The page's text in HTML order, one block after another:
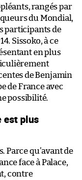
rangés par
du Mondial,
participants de
Sissoko, à ce
en plus
de Benjamin
de France avec
possibilité.
est plus
Parce qu’avant de
face à Palace,
contre